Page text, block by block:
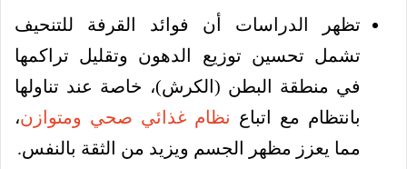
تظهر الدراسات أن فوائد القرفة للتنحيف
تشمل تحسين توزيع الدهون وتقليل تراكمها
في منطقة البطن (الكرش)، خاصة عند تناولها
بانتظام مع اتباع نظام غذائي صحي ومتوازن،
مما يعزز مظهر الجسم ويزيد من الثقة بالنفس.